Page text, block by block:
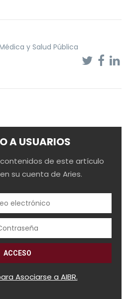
y Salud Pública
A USUARIOS
de este artículo
su cuenta de Aries.
Asociarse a AIBR.